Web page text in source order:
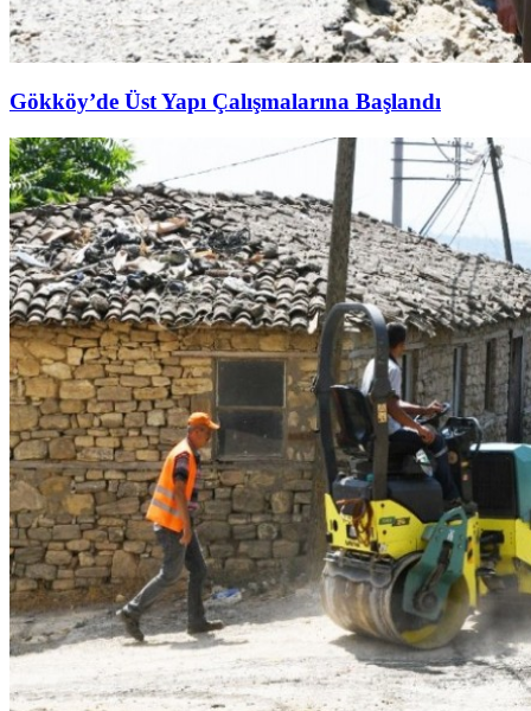
Gökköy’de Üst Yapı Çalışmalarına Başlandı